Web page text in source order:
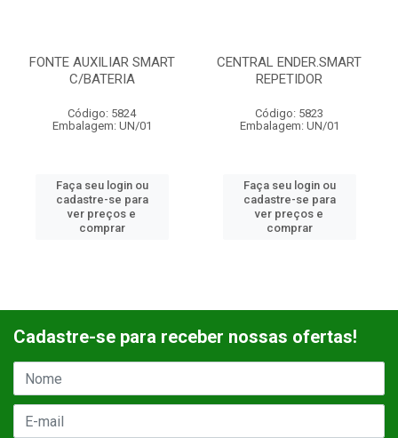
FONTE AUXILIAR SMART
C/BATERIA
Código: 5824
Embalagem: UN/01
Faça seu login ou
cadastre-se para
ver preços e
comprar
CENTRAL ENDER.SMART
REPETIDOR
Código: 5823
Embalagem: UN/01
Faça seu login ou
cadastre-se para
ver preços e
comprar
Cadastre-se para receber nossas ofertas!